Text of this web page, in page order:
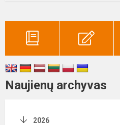
Naujienų archyvas
2026